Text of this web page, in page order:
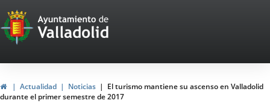
Portal
Web
del
Ayuntamiento
InicioActualidad Noticias
El turismo mantiene su ascenso en Valladolid
durante el primer semestre de 2017